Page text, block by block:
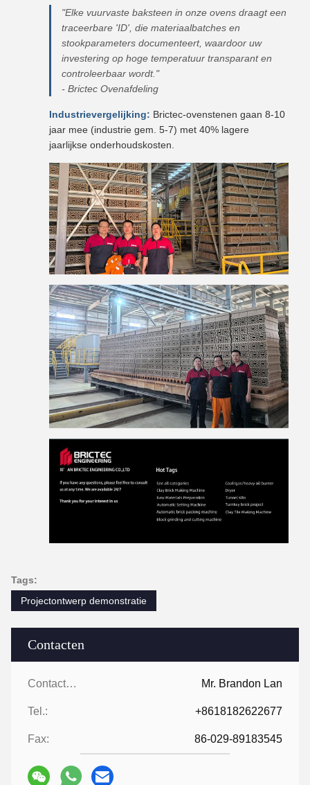
Contacten
Contacten: Mr. Brandon Lan
Tel.: +8618182622677
Fax: 86-029-89183545
"Elke vuurvaste baksteen in onze ovens draagt een
traceerbare 'ID', die materiaalbatches en
stookparameters documenteert, waardoor uw
investering op hoge temperatuur transparant en
controleerbaar wordt."
- Brictec Ovenafdeling
Industrievergelijking: Brictec-ovenstenen gaan 8-10
jaar mee (industrie gem. 5-7) met 40% lagere
jaarlijkse onderhoudskosten.
Tags:
Projectontwerp demonstratie